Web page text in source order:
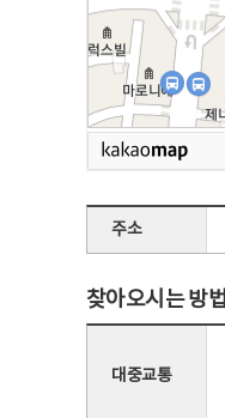
주소
찾아오시는 방법
대중교통